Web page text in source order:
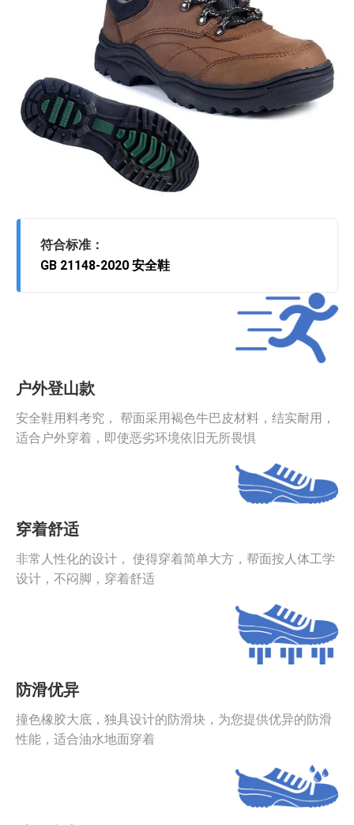
符合标准：
GB 21148-2020 安全鞋
户外登山款
安全鞋用料考究， 帮面采用褐色牛巴皮材料，结实耐用，
适合户外穿着，即使恶劣环境依旧无所畏惧
穿着舒适
非常人性化的设计， 使得穿着简单大方，帮面按人体工学
设计，不闷脚，穿着舒适
防滑优异
撞色橡胶大底，独具设计的防滑块，为您提供优异的防滑
性能，适合油水地面穿着